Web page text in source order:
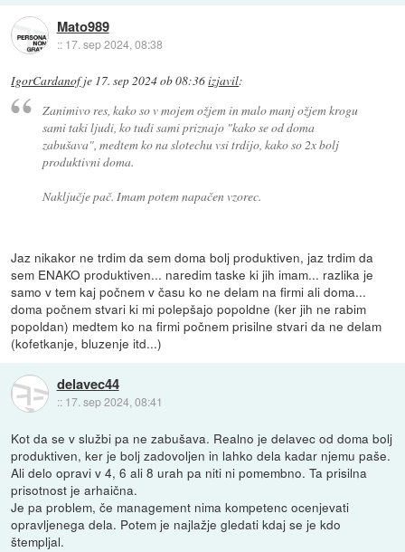
Mato989
:: 17. sep 2024, 08:38
IgorCardanofje 17. sep 2024 ob 08:36izjavil:
Zanimivo res, kako so v mojem ožjem in malo manj ožjem krogu
sami taki ljudi, ko tudi sami priznajo "kako se od doma
zabušava", medtem ko na slotechu vsi trdijo, kako so 2x bolj
produktivni doma.
Naključje pač. Imam potem napačen vzorec.
Jaz nikakor ne trdim da sem doma bolj produktiven, jaz trdim da
sem ENAKO produktiven... naredim taske ki jih imam... razlika je
samo v tem kaj počnem v času ko ne delam na firmi ali doma...
doma počnem stvari ki mi polepšajo popoldne (ker jih ne rabim
popoldan) medtem ko na firmi počnem prisilne stvari da ne delam
(kofetkanje, bluzenje itd...)
delavec44
:: 17. sep 2024, 08:41
Kot da se v službi pa ne zabušava. Realno je delavec od doma bolj
produktiven, ker je bolj zadovoljen in lahko dela kadar njemu paše.
Ali delo opravi v 4, 6 ali 8 urah pa niti ni pomembno. Ta prisilna
prisotnost je arhaična.
Je pa problem, če management nima kompetenc ocenjevati
opravljenega dela. Potem je najlažje gledati kdaj se je kdo
štempljal.